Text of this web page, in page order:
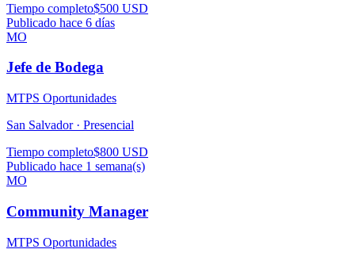
Tiempo completo$500 USD
Publicado hace 6 días
MO
Jefe de Bodega
MTPS Oportunidades
San Salvador · Presencial
Tiempo completo$800 USD
Publicado hace 1 semana(s)
MO
Community Manager
MTPS Oportunidades